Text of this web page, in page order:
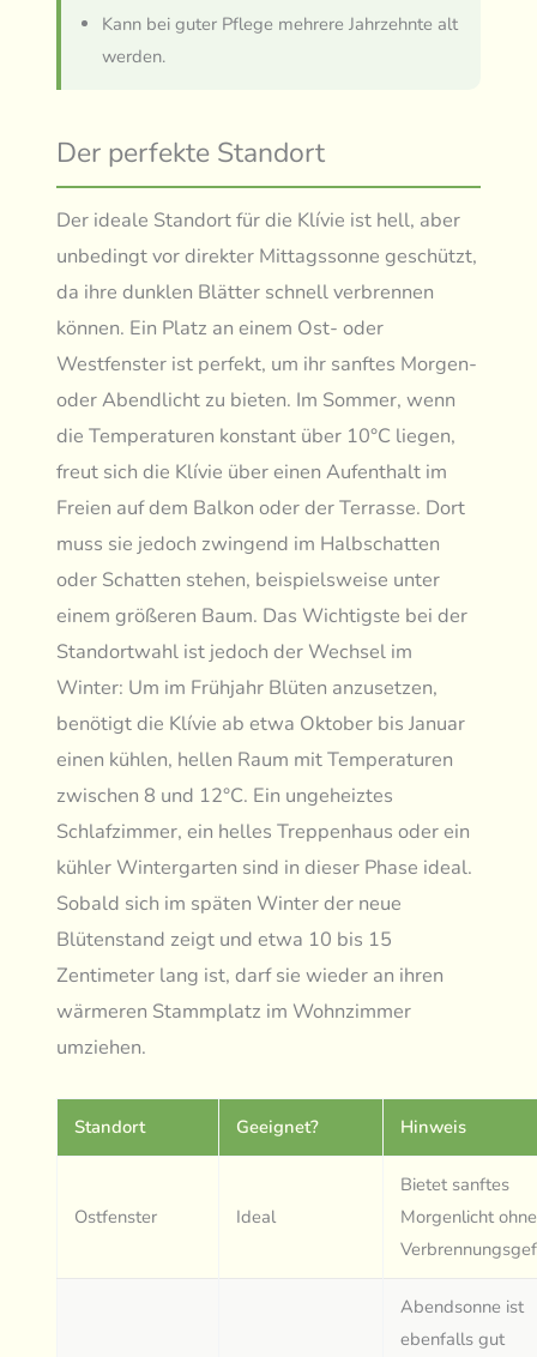
Kann bei guter Pflege mehrere Jahrzehnte alt
werden.
Der perfekte Standort
Der ideale Standort für die Klívie ist hell, aber
unbedingt vor direkter Mittagssonne geschützt,
da ihre dunklen Blätter schnell verbrennen
können. Ein Platz an einem Ost- oder
Westfenster ist perfekt, um ihr sanftes Morgen-
oder Abendlicht zu bieten. Im Sommer, wenn
die Temperaturen konstant über 10°C liegen,
freut sich die Klívie über einen Aufenthalt im
Freien auf dem Balkon oder der Terrasse. Dort
muss sie jedoch zwingend im Halbschatten
oder Schatten stehen, beispielsweise unter
einem größeren Baum. Das Wichtigste bei der
Standortwahl ist jedoch der Wechsel im
Winter: Um im Frühjahr Blüten anzusetzen,
benötigt die Klívie ab etwa Oktober bis Januar
einen kühlen, hellen Raum mit Temperaturen
zwischen 8 und 12°C. Ein ungeheiztes
Schlafzimmer, ein helles Treppenhaus oder ein
kühler Wintergarten sind in dieser Phase ideal.
Sobald sich im späten Winter der neue
Blütenstand zeigt und etwa 10 bis 15
Zentimeter lang ist, darf sie wieder an ihren
wärmeren Stammplatz im Wohnzimmer
umziehen.
Standort Geeignet? Hinweis
Ostfenster Ideal
Bietet sanftes
Morgenlicht ohne
Abendsonne ist
ebenfalls gut